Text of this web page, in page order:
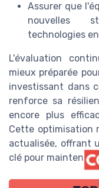
Assurer que
nouvelles
technologies
L'évaluation
mieux préparée
investissant dans
renforce sa
encore plus
Cette optimisation
actualisée, offrant
clé pour maintenir